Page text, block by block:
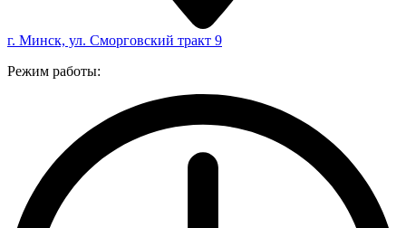
г. Минск, ул. Сморговский тракт 9
Режим работы: